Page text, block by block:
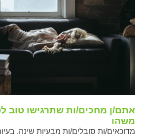
אתם/ן מחכים/ות שתרגישו טוב
משהו
מדוכאים/ות סובלים/ות מבעיות שינה.